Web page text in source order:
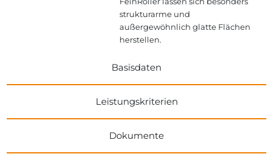
strukturarme und
außergewöhnlich glatte Flächen
herstellen.
Basisdaten
Leistungskriterien
Dokumente